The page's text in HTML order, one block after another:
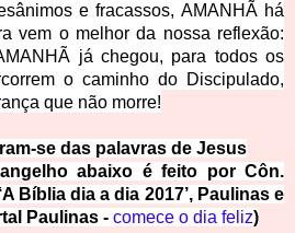
e fracassos, AMANHÃ há
vem o melhor da nossa reflexão:
já chegou, para todos os
o caminho do Discipulado,
que não morre!
se das palavras de Jesus
abaixo é feito por Côn.
Bíblia dia a dia 2017’, Paulinas e
Paulinas - comece o dia feliz)